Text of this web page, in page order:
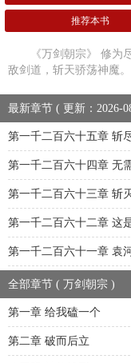
推荐本书
《万剑朝宗》 修
敌剑道，斩天骄荡神魔
最新章节 ( 更新：2026-
第一千二百六十五章 斩
第一千二百六十四章 无
第一千二百六十三章 斩
第一千二百六十二章 这
第一千二百六十一章 袁
全部章节 ( 万剑朝宗 )
第一章 给我磕一个
第二章 破而后立